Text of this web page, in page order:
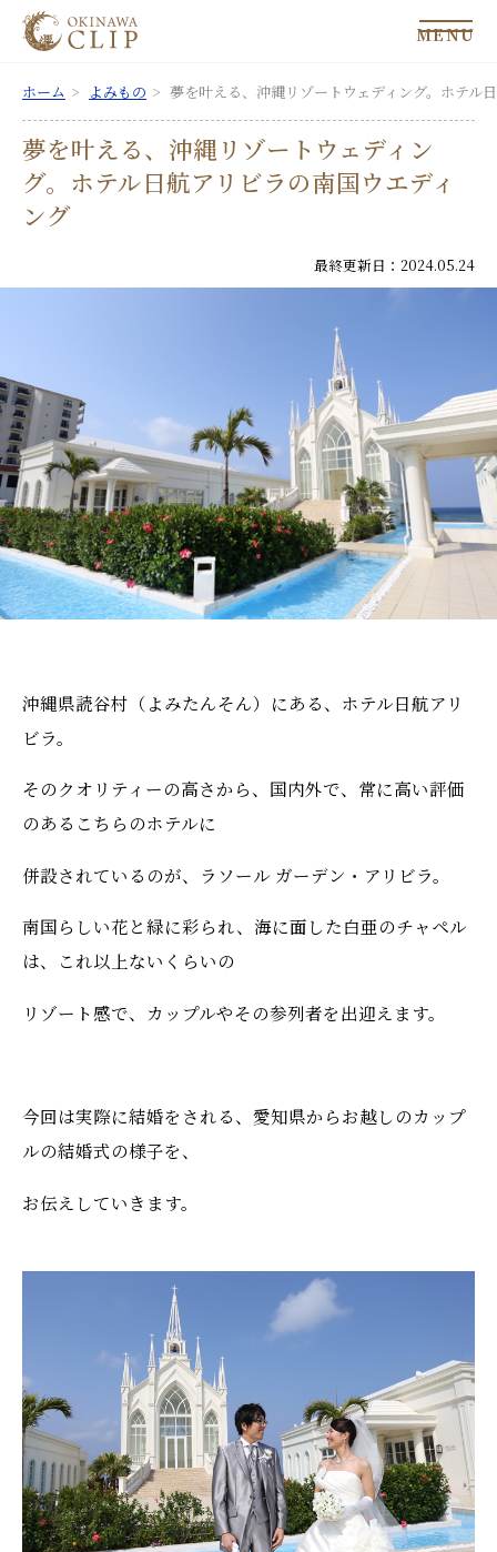
MENU
ホーム よみもの 夢を叶える、沖縄リゾートウェディング。ホテル
夢を叶える、沖縄リゾートウェディン
グ。ホテル日航アリビラの南国ウエディ
ング
最終更新日：2024.05.24
沖縄県読谷村（よみたんそん）にある、ホテル日航アリ
ビラ。
そのクオリティーの高さから、国内外で、常に高い評価
のあるこちらのホテルに
併設されているのが、ラソール ガーデン・アリビラ。
南国らしい花と緑に彩られ、海に面した白亜のチャペル
は、これ以上ないくらいの
リゾート感で、カップルやその参列者を出迎えます。
今回は実際に結婚をされる、愛知県からお越しのカップ
ルの結婚式の様子を、
お伝えしていきます。